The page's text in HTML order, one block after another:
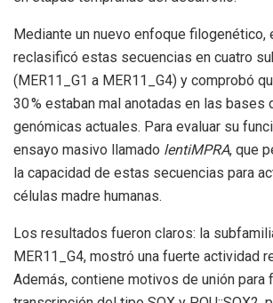
Mediante un nuevo enfoque filogenético,
reclasificó estas secuencias en cuatro
(MER11_G1 a MER11_G4) y comprobó
30 % estaban mal anotadas en las bases
genómicas actuales. Para evaluar su
ensayo masivo llamado lentiMPRA, que
la capacidad de estas secuencias para
células madre humanas.
Los resultados fueron claros: la
MER11_G4, mostró una fuerte actividad
Además, contiene motivos de unión para